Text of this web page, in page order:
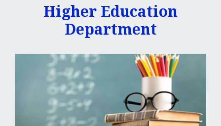
Higher Education
Department